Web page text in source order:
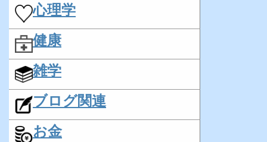
心理学
健康
雑学
ブログ関連
お金